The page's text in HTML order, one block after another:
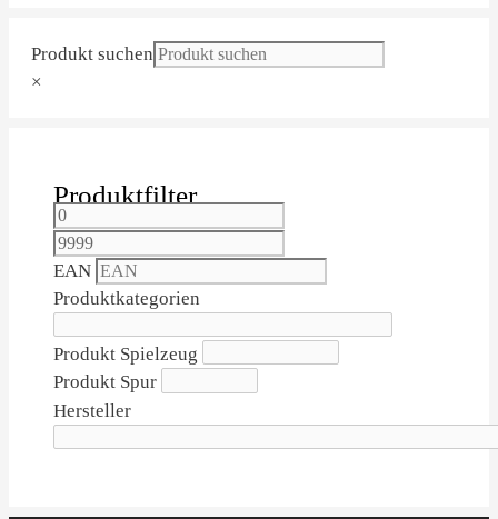
Produkt suchen
×
Produktfilter
EAN
Produktkategorien
Produkt Spielzeug
Produkt Spur
Hersteller